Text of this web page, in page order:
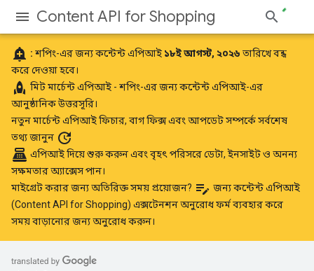
Content API for Shopping
add_alert : শপিং-এর জন্য কন্টেন্ট এপিআই ১৮ই আগস্ট, ২০২৬ তারিখে বন্ধ
করে দেওয়া হবে।
rocket মিটমার্চেন্ট এপিআই - শপিং-এর জন্য কন্টেন্ট এপিআই-এর
আনুষ্ঠানিক উত্তরসূরি।
নতুন মার্চেন্ট এপিআই ফিচার, বাগ ফিক্স এবং আপডেট সম্পর্কেসর্বশেষ
তথ্য জানুন update
point_of_sale এপিআই দিয়ে শুরু করুনএবং বৃহৎ পরিসরে ডেটা, ইনসাইট ও অনন্য
সক্ষমতার অ্যাক্সেস পান।
মাইগ্রেট করার জন্য অতিরিক্ত সময় প্রয়োজন? edit_note জন্য কন্টেন্ট এপিআই
(Content API for Shopping) এক্সটেনশন অনুরোধ ফর্মব্যবহার করে
সময় বাড়ানোর জন্য অনুরোধ করুন।